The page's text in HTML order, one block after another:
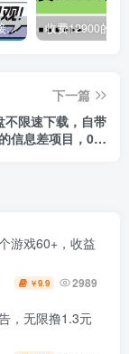
最新某短视频平台接码看广告，无限撸1.3元项目【软件+详细操作教程】
下一篇
不限速下载，自带
信息差项目，0成
游戏60+，收益
￥9.9 2989
，无限撸1.3元